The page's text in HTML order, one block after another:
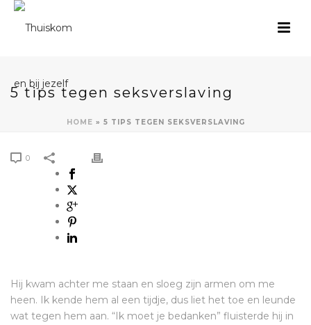
5 tips tegen seksverslaving
HOME » 5 TIPS TEGEN SEKSVERSLAVING
0
Hij kwam achter me staan en sloeg zijn armen om me
heen. Ik kende hem al een tijdje, dus liet het toe en leunde
wat tegen hem aan. “Ik moet je bedanken” fluisterde hij in